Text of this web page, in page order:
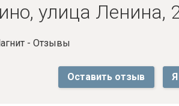
улица Ленина,
- Отзывы
Оставить отзыв